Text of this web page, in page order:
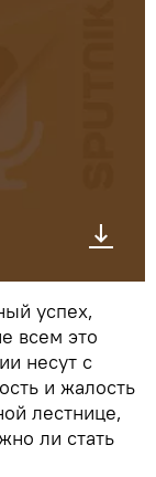
успех,
всем это
несут с
и жалость
лестнице,
ли стать